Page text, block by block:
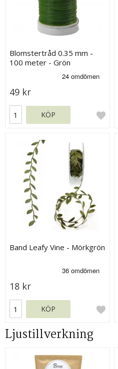
Blomstertråd 0.35 mm -
100 meter - Grön
49 kr
KÖP
Band Leafy Vine - Mörkgrön
18 kr
KÖP
Ljustillverkning